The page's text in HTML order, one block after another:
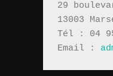
29
13003
Tél : 04
Email :